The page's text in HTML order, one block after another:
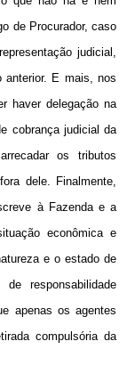
de Procurador, caso
judicial,
anterior. E mais, nos
haver delegação na
cobrança judicial da
os tributos
dele. Finalmente,
à Fazenda e a
econômica e
e o estado de
responsabilidade
apenas os agentes
compulsória da